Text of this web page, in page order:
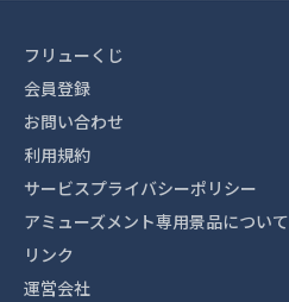
フリューくじ
会員登録
お問い合わせ
利用規約
サービスプライバシーポリシー
アミューズメント専用景品について
リンク
運営会社